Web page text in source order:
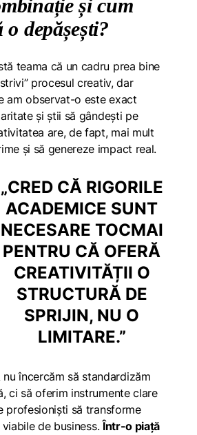
și cum
o depășești?
teama că un cadru prea bine
procesul creativ, dar
am observat-o este exact
și știi să gândești pe
are, de fapt, mai mult
și să genereze impact real.
„CRED CĂ RIGORILE
ACADEMICE SUNT
NECESARE TOCMAI
PENTRU CĂ OFERĂ
CREATIVITĂȚII O
STRUCTURĂ DE
SPRIJIN, NU O
LIMITARE.”
încercăm să standardizăm
ci să oferim instrumente clare
profesioniști să transforme
de business.Într-o piață